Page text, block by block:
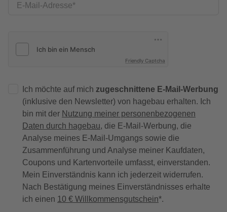
E-Mail-Adresse
Friendly Captcha
Ich möchte auf mich zugeschnittene E-Mail-Werbung
(inklusive den Newsletter) von hagebau erhalten. Ich
bin mit der Nutzung meiner personenbezogenen
Daten durch hagebau, die E-Mail-Werbung, die
Analyse meines E-Mail-Umgangs sowie die
Zusammenführung und Analyse meiner Kaufdaten,
Coupons und Kartenvorteile umfasst, einverstanden.
Mein Einverständnis kann ich jederzeit widerrufen.
Nach Bestätigung meines Einverständnisses erhalte
ich einen 10 € Willkommensgutschein*.